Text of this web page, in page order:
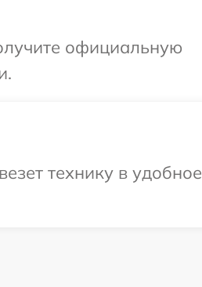
официальную
технику в удобное